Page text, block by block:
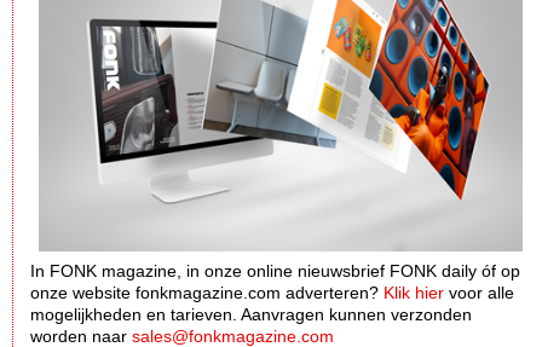
In FONK magazine, in onze online nieuwsbrief FONK daily óf op
onze website fonkmagazine.com adverteren? Klik hier voor alle
mogelijkheden en tarieven. Aanvragen kunnen verzonden
worden naar sales@fonkmagazine.com